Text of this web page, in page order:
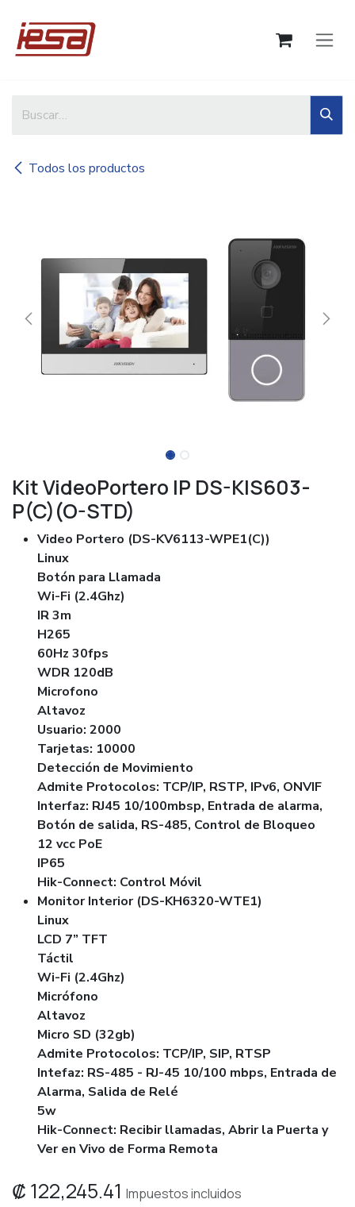
Todos los productos
Kit VideoPortero IP DS-KIS603-
P(C)(O-STD)
Video Portero (DS-KV6113-WPE1(C))
Linux
Botón para Llamada
Wi-Fi (2.4Ghz)
IR 3m
H265
60Hz 30fps
WDR 120dB
Microfono
Altavoz
Usuario: 2000
Tarjetas: 10000
Detección de Movimiento
Admite Protocolos: TCP/IP, RSTP, IPv6, ONVIF
Interfaz: RJ45 10/100mbsp, Entrada de alarma,
Botón de salida, RS-485, Control de Bloqueo
12 vcc PoE
IP65
Hik-Connect: Control Móvil
Monitor Interior (DS-KH6320-WTE1)
Linux
LCD 7” TFT
Táctil
Wi-Fi (2.4Ghz)
Micrófono
Altavoz
Micro SD (32gb)
Admite Protocolos: TCP/IP, SIP, RTSP
Intefaz: RS-485 - RJ-45 10/100 mbps, Entrada de
Alarma, Salida de Relé
5w
Hik-Connect: Recibir llamadas, Abrir la Puerta y
Ver en Vivo de Forma Remota
₡ 122,245.41 Impuestos incluidos